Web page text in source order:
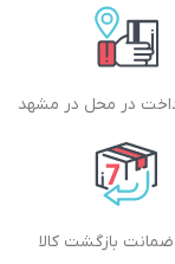
در محل در مشهد